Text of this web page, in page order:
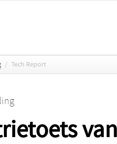
/ Tech Report